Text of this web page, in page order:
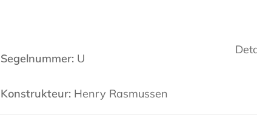
Segelnummer:U
Konstrukteur:Henry Rasmussen